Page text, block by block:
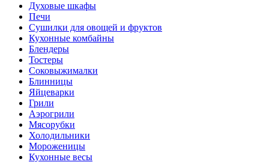
Духовые шкафы
Печи
Сушилки для овощей и фруктов
Кухонные комбайны
Блендеры
Тостеры
Соковыжималки
Блинницы
Яйцеварки
Грили
Аэрогрили
Мясорубки
Холодильники
Мороженицы
Кухонные весы